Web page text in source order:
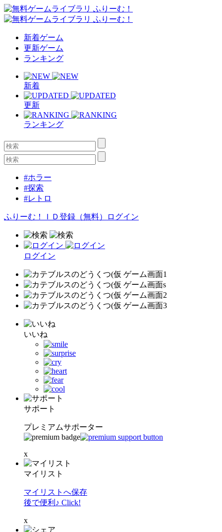
新着ゲーム
更新ゲーム
ランキング
新着
更新
ランキング
#ホラー
#探索
#レトロ
ふりーむ！ＩＤ登録（無料） ログイン
ログイン
いいね
サポート
プレミアムサポーター
x
マイリスト
マイリストへ保存
後で便利♪ Click!
x